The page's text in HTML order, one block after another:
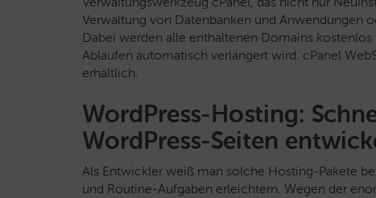
Verwaltung von Datenbanken und Anwendungen
Dabei werden alle enthaltenen Domains
Ablaufen automatisch verlängert wird. cPanel
erhältlich.
WordPress-Hosting:
WordPress-Seiten
Als Entwickler weiß man solche Hosting-Pakete
und Routine-Aufgaben erleichtern. Wegen der